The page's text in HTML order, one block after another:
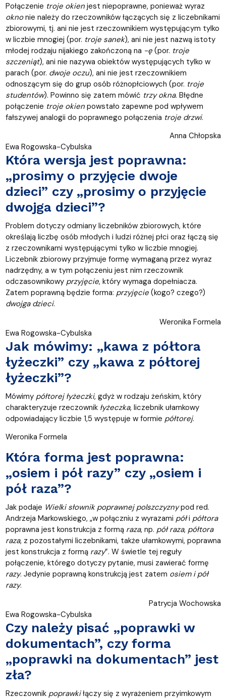
Połączenie troje okienjest niepoprawne, ponieważ wyraz
oknonie należy do rzeczowników łączących się z liczebnikami
zbiorowymi, tj. ani nie jest rzeczownikiem występującym tylko
w liczbie mnogiej (por. troje sanek), ani nie jest nazwą istoty
młodej rodzaju nijakiego zakończoną na -ę(por. troje
szczeniąt), ani nie nazywa obiektów występujących tylko w
parach (por. dwoje oczu), ani nie jest rzeczownikiem
odnoszącym się do grup osób różnopłciowych (por. troje
studentów). Powinno się zatem mówić trzy okna. Błędne
połączenie troje okienpowstało zapewne pod wpływem
fałszywej analogii do poprawnego połączenia troje drzwi.
Anna Chłopska
Ewa Rogowska-Cybulska
Która wersja jest poprawna:
„prosimy o przyjęcie dwoje
dzieci” czy „prosimy o przyjęcie
dwojga dzieci”?
Problem dotyczy odmiany liczebników zbiorowych, które
określają liczbę osób młodych i ludzi różnej płci oraz łączą się
z rzeczownikami występującymi tylko w liczbie mnogiej.
Liczebnik zbiorowy przyjmuje formę wymaganą przez wyraz
nadrzędny, a w tym połączeniu jest nim rzeczownik
odczasownikowy przyjęcie, który wymaga dopełniacza.
Zatem poprawną będzie forma: przyjęcie(kogo? czego?)
dwojga dzieci.
Weronika Formela
Ewa Rogowska-Cybulska
Jak mówimy: „kawa z półtora
łyżeczki” czy „kawa z półtorej
łyżeczki”?
Mówimy półtorej łyżeczki, gdyż w rodzaju żeńskim, który
charakteryzuje rzeczownikłyżeczka, liczebnik ułamkowy
odpowiadający liczbie 1,5 występuje w formie półtorej.
Weronika Formela
Która forma jest poprawna:
„osiem i pół razy” czy „osiem i
pół raza”?
Jak podaje Wielki słownik poprawnej polszczyznypod red.
Andrzeja Markowskiego, „w połączniu z wyrazami półi półtora
poprawna jest konstrukcja z formą raza, np. pół raza, półtora
raza, z pozostałymi liczebnikami, także ułamkowymi, poprawna
jest konstrukcja z formą razy”. W świetle tej reguły
połączenie, którego dotyczy pytanie, musi zawierać formę
razy. Jedynie poprawną konstrukcją jest zatem osiem i pół
razy.
Patrycja Wochowska
Ewa Rogowska-Cybulska
Czy należy pisać „poprawki w
dokumentach”, czy forma
„poprawki na dokumentach” jest
zła?
Rzeczownik poprawkiłączy się z wyrażeniem przyimkowym